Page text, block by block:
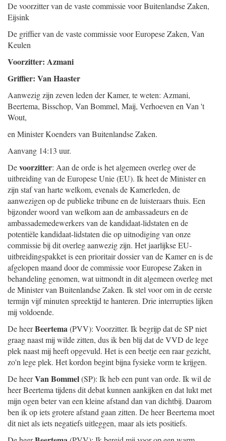
De voorzitter van de vaste commissie voor Buitenlandse Zaken,
Eijsink
De griffier van de vaste commissie voor Europese Zaken, Van
Keulen
Voorzitter: Azmani
Griffier: Van Haaster
Aanwezig zijn zeven leden der Kamer, te weten: Azmani,
Beertema, Bisschop, Van Bommel, Maij, Verhoeven en Van 't
Wout,
en Minister Koenders van Buitenlandse Zaken.
Aanvang 14:13 uur.
Devoorzitter: Aan de orde is het algemeen overleg over de
uitbreiding van de Europese Unie (EU). Ik heet de Minister en
zijn staf van harte welkom, evenals de Kamerleden, de
aanwezigen op de publieke tribune en de luisteraars thuis. Een
bijzonder woord van welkom aan de ambassadeurs en de
ambassademedewerkers van de kandidaat-lidstaten en de
potentiële kandidaat-lidstaten die op uitnodiging van onze
commissie bij dit overleg aanwezig zijn. Het jaarlijkse EU-
uitbreidingspakket is een prioritair dossier van de Kamer en is de
afgelopen maand door de commissie voor Europese Zaken in
behandeling genomen, wat uitmondt in dit algemeen overleg met
de Minister van Buitenlandse Zaken. Ik stel voor om in de eerste
termijn vijf minuten spreektijd te hanteren. Drie interrupties lijken
mij voldoende.
De heerBeertema(PVV): Voorzitter. Ik begrijp dat de SP niet
graag naast mij wilde zitten, dus ik ben blij dat de VVD de lege
plek naast mij heeft opgevuld. Het is een beetje een raar gezicht,
zo'n lege plek. Het kordon begint bijna fysieke vorm te krijgen.
De heerVan Bommel(SP): Ik heb een punt van orde. Ik wil de
heer Beertema tijdens dit debat kunnen aankijken en dat lukt met
mijn ogen beter van een kleine afstand dan van dichtbij. Daarom
ben ik op iets grotere afstand gaan zitten. De heer Beertema moet
dit niet als iets negatiefs uitleggen, maar als iets positiefs.